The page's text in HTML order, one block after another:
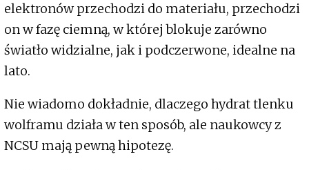
elektronów przechodzi do materiału, przechodzi
on w fazę ciemną, w której blokuje zarówno
światło widzialne, jak i podczerwone, idealne na
lato.
Nie wiadomo dokładnie, dlaczego hydrat tlenku
wolframu działa w ten sposób, ale naukowcy z
NCSU mają pewną hipotezę.